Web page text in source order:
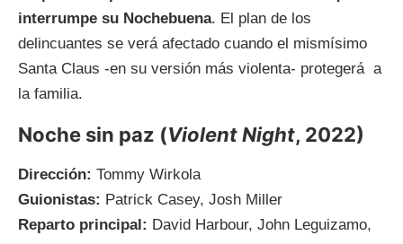
interrumpe su Nochebuena. El plan de los
delincuantes se verá afectado cuando el mismísimo
Santa Claus -en su versión más violenta- protegerá a
la familia.
Noche sin paz (Violent Night, 2022)
Dirección: Tommy Wirkola
Guionistas: Patrick Casey, Josh Miller
Reparto principal: David Harbour, John Leguizamo,